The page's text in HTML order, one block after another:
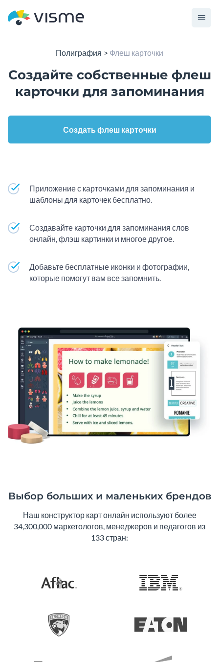
Полиграфия Флеш карточки
Создайте собственные флеш
карточки для запоминания
Создать флеш карточки
Приложение с карточками для запоминания и
шаблоны для карточек бесплатно.
Создавайте карточки для запоминания слов
онлайн, флэш картинки и многое другое.
Добавьте бесплатные иконки и фотографии,
которые помогут вам все запомнить.
Выбор больших и маленьких брендов
Наш конструктор карт онлайн используют более
34,300,000 маркетологов, менеджеров и педагогов из
133 стран: